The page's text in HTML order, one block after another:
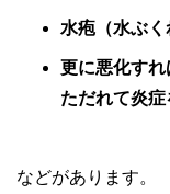
水疱（水ぶく
更に悪化す
ただれて炎
などがあります。